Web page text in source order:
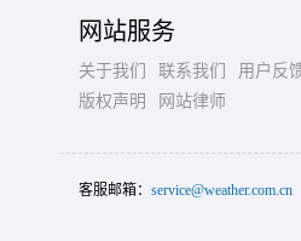
网站服务
关于我们 联系我们
用户反
版权声明
网站律师
客服邮箱： service@weather.com.cn